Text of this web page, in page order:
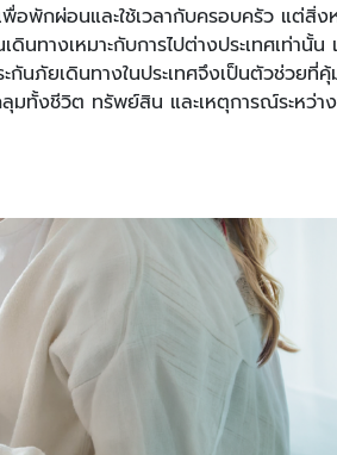
พื่อพักผ่อนและใช้เวลากับครอบครัว แต่สิ่
นทางเหมาะกับการไปต่างประเทศเท่านั้
กันภัยเดินทางในประเทศจึงเป็นตัวช่วยที่
ทั้งชีวิต ทรัพย์สิน และเหตุการณ์ระหว่าง